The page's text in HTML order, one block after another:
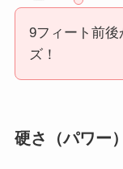
9フィート前後
ズ！
硬さ（パワー